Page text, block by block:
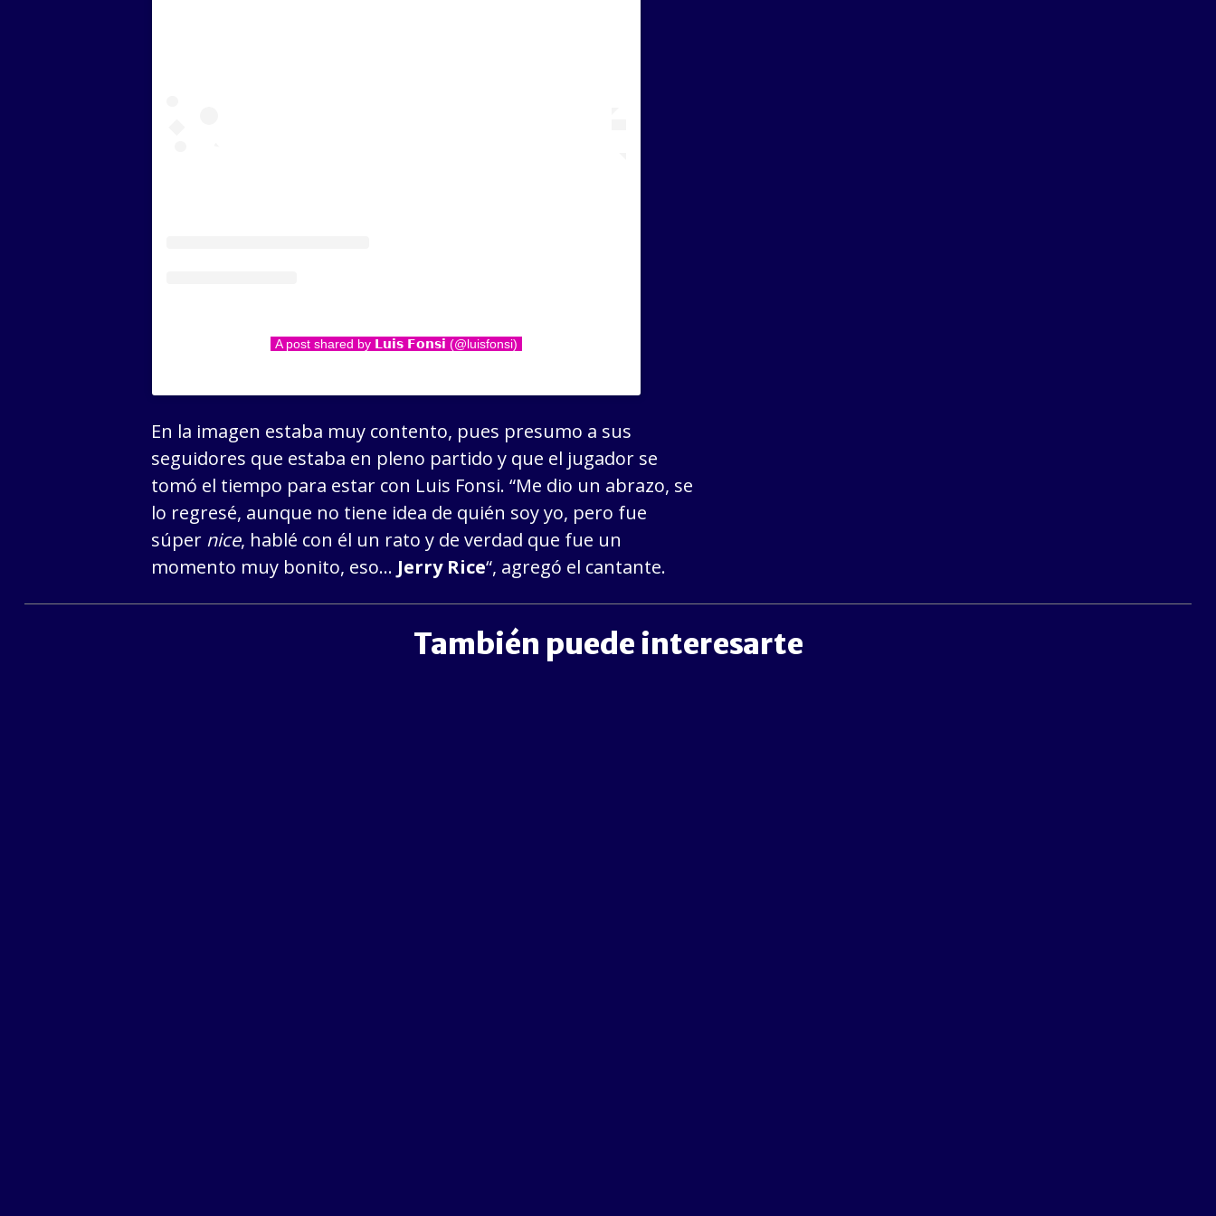
A post shared by 𝗟𝘂𝗶𝘀 𝗙𝗼𝗻𝘀𝗶 (@luisfonsi)
En la imagen estaba muy contento, pues presumo a sus
seguidores que estaba en pleno partido y que el jugador se
tomó el tiempo para estar con Luis Fonsi. “Me dio un abrazo, se
lo regresé, aunque no tiene idea de quién soy yo, pero fue
súper nice, hablé con él un rato y de verdad que fue un
momento muy bonito, eso… Jerry Rice“, agregó el cantante.
También puede interesarte